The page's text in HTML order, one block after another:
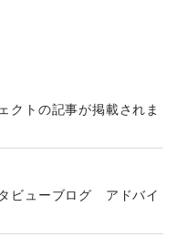
クトの記事が掲載されま
ビューブログ アドバイ